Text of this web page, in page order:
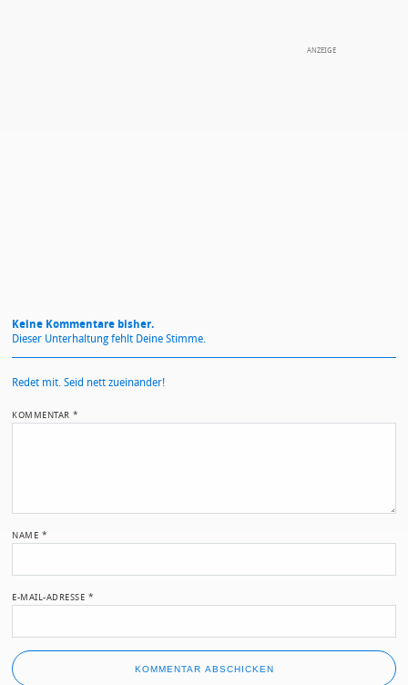
Keine Kommentare bisher.
Dieser Unterhaltung fehlt Deine Stimme.
Redet mit. Seid nett zueinander!
KOMMENTAR*
NAME *
E-MAIL-ADRESSE *